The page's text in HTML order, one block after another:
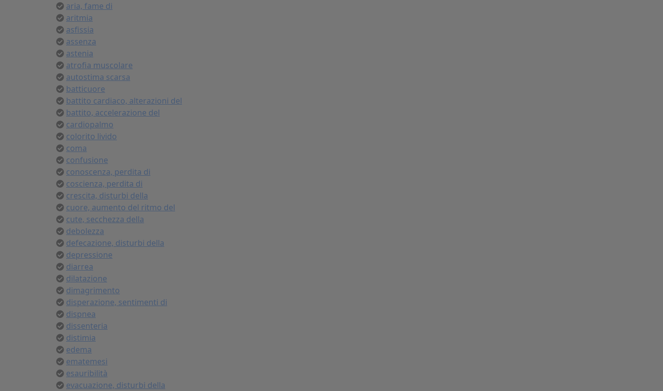
aria, fame di
aritmia
asfissia
assenza
astenia
atrofia muscolare
autostima scarsa
batticuore
battito cardiaco, alterazioni del
battito, accelerazione del
cardiopalmo
colorito livido
coma
confusione
conoscenza, perdita di
coscienza, perdita di
crescita, disturbi della
cuore, aumento del ritmo del
cute, secchezza della
debolezza
defecazione, disturbi della
depressione
diarrea
dilatazione
dimagrimento
disperazione, sentimenti di
dispnea
dissenteria
distimia
edema
ematemesi
esauribilità
evacuazione, disturbi della